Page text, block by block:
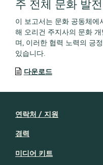
주 전체 문화 발
이 보고서는 문화 공동체
해 오리건 주지사의 문화
며, 이러한 협력 노력의 긍
있습니다.
다운로드
연락처 / 지원
경력
미디어 키트